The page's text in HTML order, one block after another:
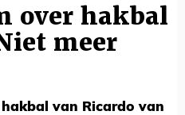
over hakbal
meer
hakbal van Ricardo van